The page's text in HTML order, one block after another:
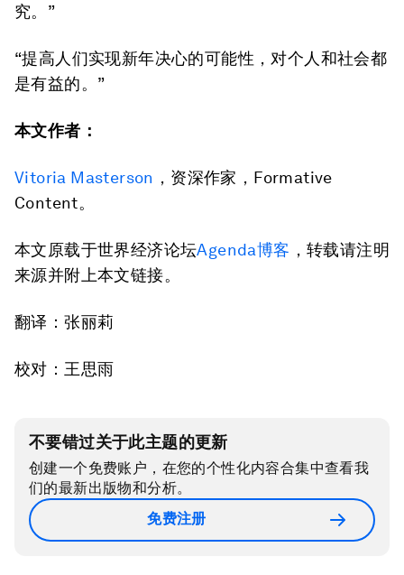
究。”
“提高人们实现新年决心的可能性，对个人和社会都
是有益的。”
本文作者：
Vitoria Masterson ，资深作家，Formative
Content。
本文原载于世界经济论坛Agenda博客 ，转载请注明
来源并附上本文链接。
翻译：张丽莉
校对：王思雨
不要错过关于此主题的更新
创建一个免费账户，在您的个性化内容合集中查看我
们的最新出版物和分析。
免费注册